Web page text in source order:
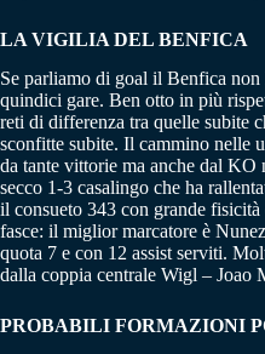
LA VIGILIA DEL BENFICA
Se parliamo di goal il Benfica
quindici gare. Ben otto in più
reti di differenza tra quelle subite
sconfitte subite. Il cammino nelle
da tante vittorie ma anche dal
secco 1-3 casalingo che ha
il consueto 343 con grande
fasce: il miglior marcatore è
quota 7 e con 12 assist serviti.
dalla coppia centrale Wigl – Joao
PROBABILI FORMAZIONI